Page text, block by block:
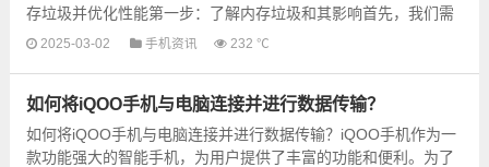
存垃圾并优化性能第一步：了解内存垃圾和其影响首先，我们需
要了解什么是内存垃圾以及它对手机性能的影响。内存垃圾指
2025-03-02 手机资讯 232 ℃
如何将iQOO手机与电脑连接并进行数据传输？
如何将iQOO手机与电脑连接并进行数据传输？iQOO手机作为一
款功能强大的智能手机，为用户提供了丰富的功能和便利。为了